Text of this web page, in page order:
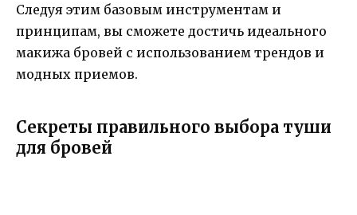
Следуя этим базовым инструментам и
принципам, вы сможете достичь идеального
макижа бровей с использованием трендов и
модных приемов.
Секреты правильного выбора туши
для бровей